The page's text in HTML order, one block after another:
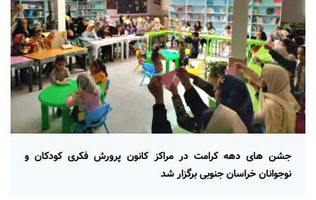
جشن های دهه کرامت در مراکز کانون پرورش فکری کودکان و
نوجوانان خراسان جنوبی برگزار شد